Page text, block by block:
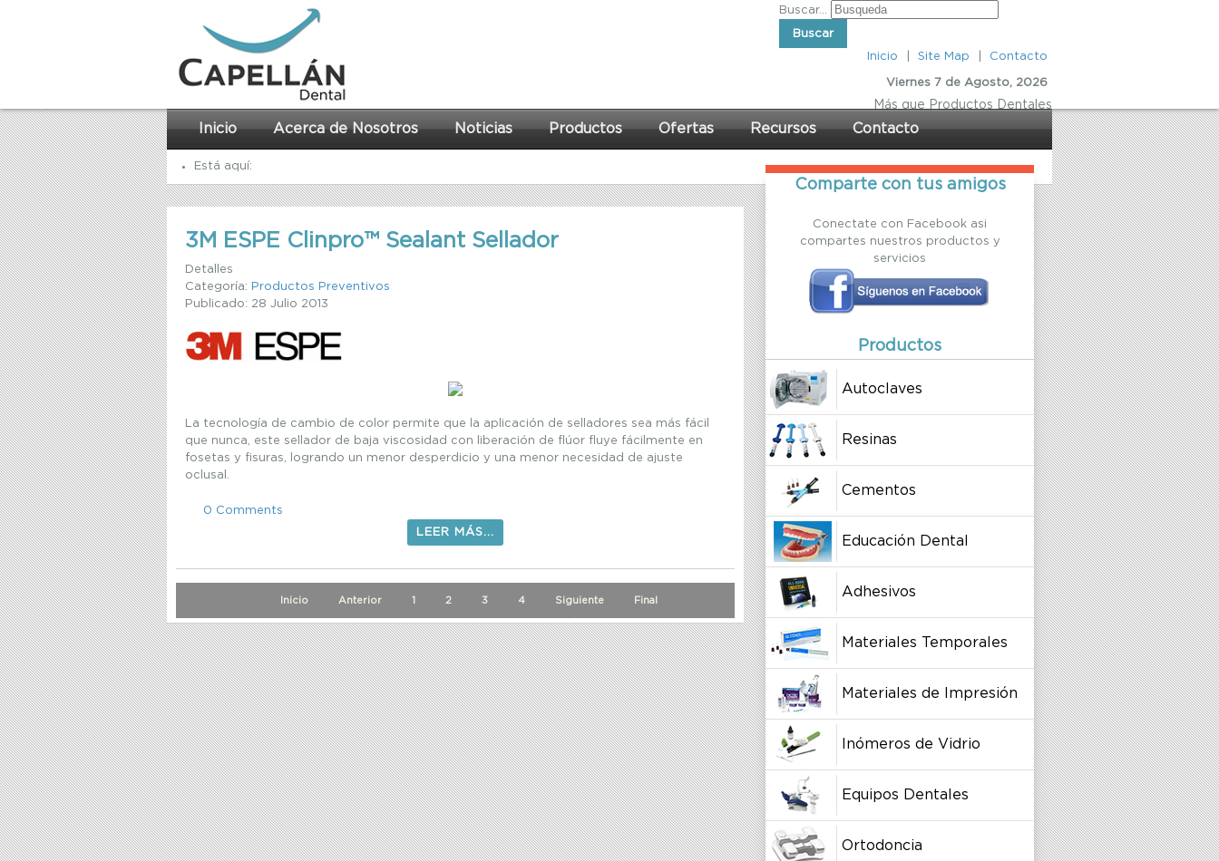
Buscar...
Buscar
Inicio Site Map Contacto
Viernes 7 de Agosto, 2026
Más que Productos Dentales
Inicio Acerca de Nosotros Noticias Productos Ofertas Recursos Contacto
Está aquí:
Inicio
Productos Preventivos
3M ESPE Clinpro™ Sealant Sellador
Detalles
Categoría: Productos Preventivos
Publicado: 28 Julio 2013
La tecnología de cambio de color permite que la aplicación de selladores sea más fácil
que nunca, este sellador de baja viscosidad con liberación de flúor fluye fácilmente en
fosetas y fisuras, logrando un menor desperdicio y una menor necesidad de ajuste
oclusal.
0 Comments
LEER MÁS...
Inicio Anterior 1 2 3 4 Siguiente Final
Comparte con tus amigos
Conectate con Facebook asi
compartes nuestros productos y
servicios
Productos
Autoclaves
Resinas
Cementos
Educación Dental
Adhesivos
Materiales Temporales
Materiales de Impresión
Inómeros de Vidrio
Equipos Dentales
Ortodoncia